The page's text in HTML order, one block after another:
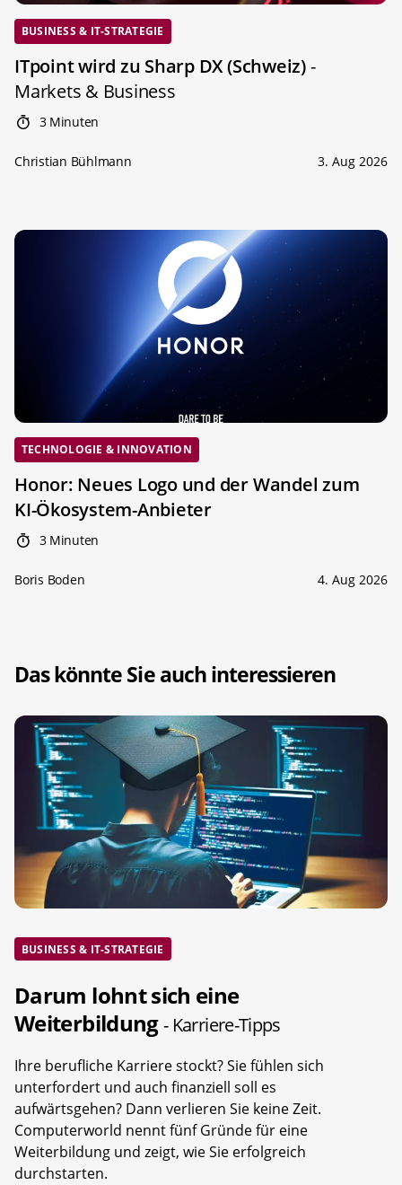
BUSINESS & IT-STRATEGIE
ITpoint wird zu Sharp DX (Schweiz)-
Markets & Business
3 Minuten
Christian Bühlmann 3. Aug 2026
TECHNOLOGIE & INNOVATION
Honor: Neues Logo und der Wandel zum
KI-Ökosystem-Anbieter
3 Minuten
Boris Boden 4. Aug 2026
Das könnte Sie auch interessieren
BUSINESS & IT-STRATEGIE
Darum lohnt sich eine
Weiterbildung- Karriere-Tipps
Ihre berufliche Karriere stockt? Sie fühlen sich
unterfordert und auch finanziell soll es
aufwärtsgehen? Dann verlieren Sie keine Zeit.
Computerworld nennt fünf Gründe für eine
Weiterbildung und zeigt, wie Sie erfolgreich
durchstarten.